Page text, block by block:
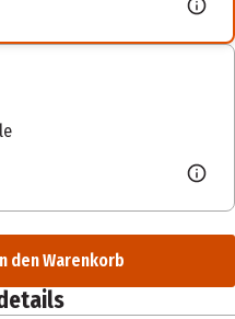
den Warenkorb